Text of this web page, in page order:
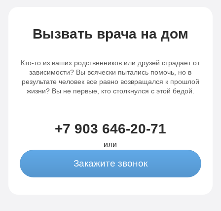
Вызвать врача на дом
Кто-то из ваших родственников или друзей страдает от
зависимости? Вы всячески пытались помочь, но в
результате человек все равно возвращался к прошлой
жизни? Вы не первые, кто столкнулся с этой бедой.
+7 903 646-20-71
или
Закажите звонок